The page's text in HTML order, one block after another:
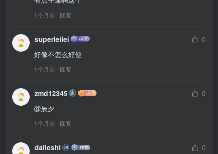
1个月前 回复
superleilei
0
好像不怎么好使
1个月前 回复
zmd12345
0
@辰夕
1个月前 回复
daileshi
0